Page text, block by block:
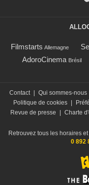
Filmstarts Allemagne
AdoroCinema Brésil
Contact | Qui sommes-nous
Politique de cookies |
Revue de presse
| Charte
Retrouvez tous les horaires
0 892